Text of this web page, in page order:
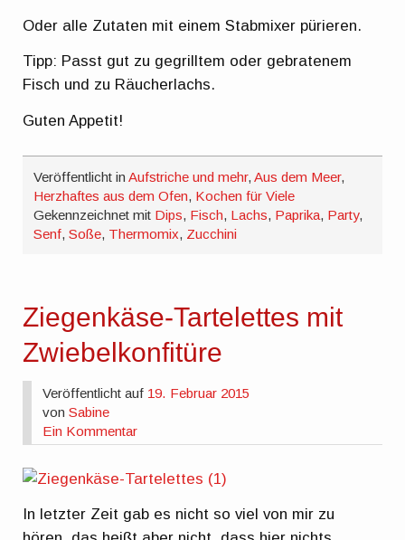
Oder alle Zutaten mit einem Stabmixer pürieren.
Tipp: Passt gut zu gegrilltem oder gebratenem
Fisch und zu Räucherlachs.
Guten Appetit!
Veröffentlicht inAufstriche und mehr,Aus dem Meer,
Herzhaftes aus dem Ofen, Kochen für Viele
Gekennzeichnet mit Dips, Fisch, Lachs, Paprika, Party,
Senf,Soße, Thermomix, Zucchini
Ziegenkäse-Tartelettes mit
Zwiebelkonfitüre
Veröffentlicht auf 19. Februar 2015
vonSabine
Ein Kommentar
In letzter Zeit gab es nicht so viel von mir zu